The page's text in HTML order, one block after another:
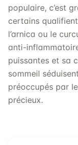
populaire, c’est
certains
l’arnica ou le
anti-
puissantes et sa
sommeil
préoccupés par
précieux.